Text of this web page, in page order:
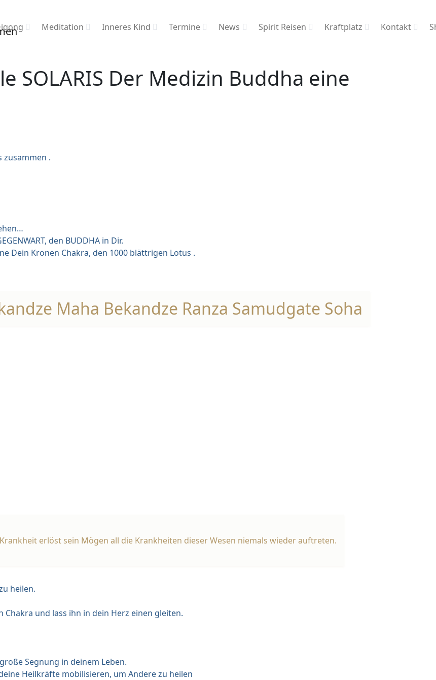
Meditation Inneres Kind Termine News Spirit Reisen Kraftplatz Kontakt
SOLARIS Der Medizin Buddha eine
zusammen .
den BUDDHA in Dir.
Dein Kronen Chakra, den 1000 blättrigen Lotus .
Maha Bekandze Ranza Samudgate Soha
erlöst sein Mögen all die Krankheiten dieser Wesen niemals wieder auftreten.
heilen.
und lass ihn in dein Herz einen gleiten.
Segnung in deinem Leben.
Heilkräfte mobilisieren, um Andere zu heilen